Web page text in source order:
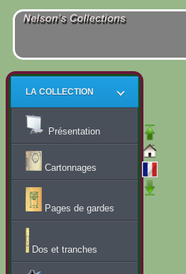
LA COLLECTION
Présentation
Cartonnages
Pages de gardes
Dos et tranches